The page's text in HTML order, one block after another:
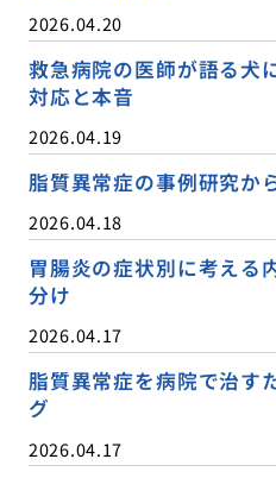
2026.04.20
救急病院の医師が語る犬
対応と本音
2026.04.19
脂質異常症の事例研究か
2026.04.18
胃腸炎の症状別に考える
分け
2026.04.17
脂質異常症を病院で治す
グ
2026.04.17